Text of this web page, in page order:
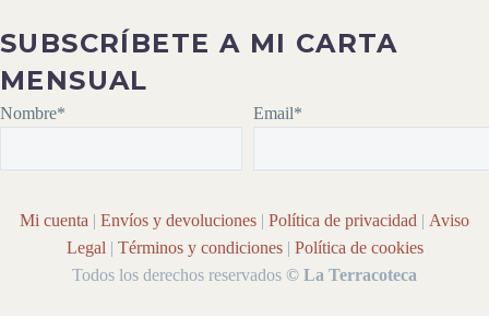
SUBSCRÍBETE A MI CARTA
MENSUAL
Nombre* Email*
Mi cuenta | Envíos y devoluciones | Política de privacidad | Aviso
Legal | Términos y condiciones| Política de cookies
Todos los derechos reservados © La Terracoteca